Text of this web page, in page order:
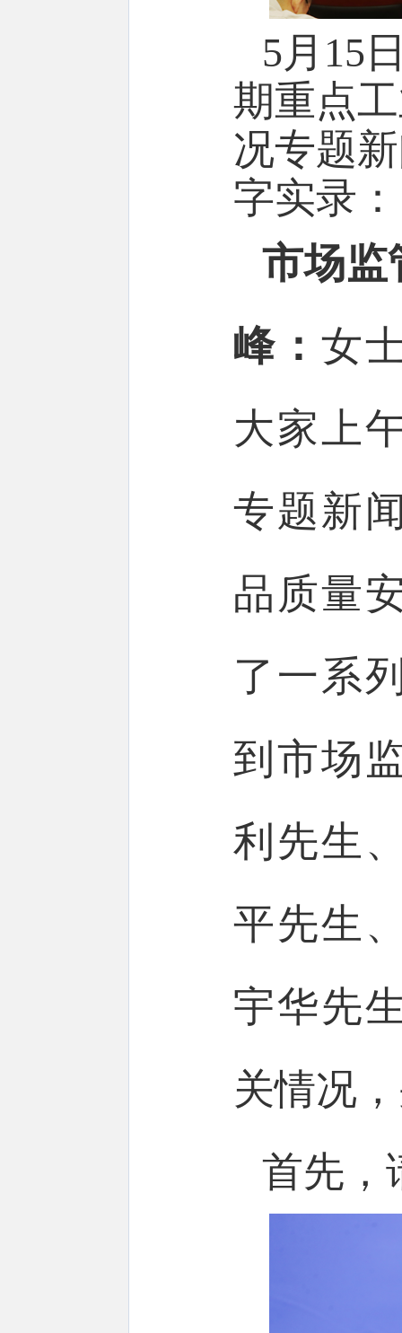
5月 15
期重点
况专题
字实录：
市场监
峰： 女
大家上
专题新
品质量
了一系
到市场
利先生
平先生
宇华先
关情况
首先，